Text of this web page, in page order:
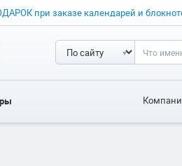
при заказе календарей и